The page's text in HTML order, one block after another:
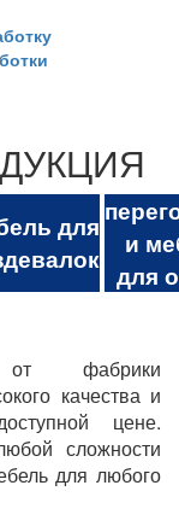
для
и
для
от фабрики
качества и
цене.
сложности
для любого